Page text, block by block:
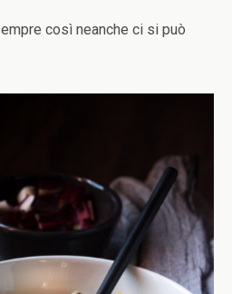
così neanche ci si può